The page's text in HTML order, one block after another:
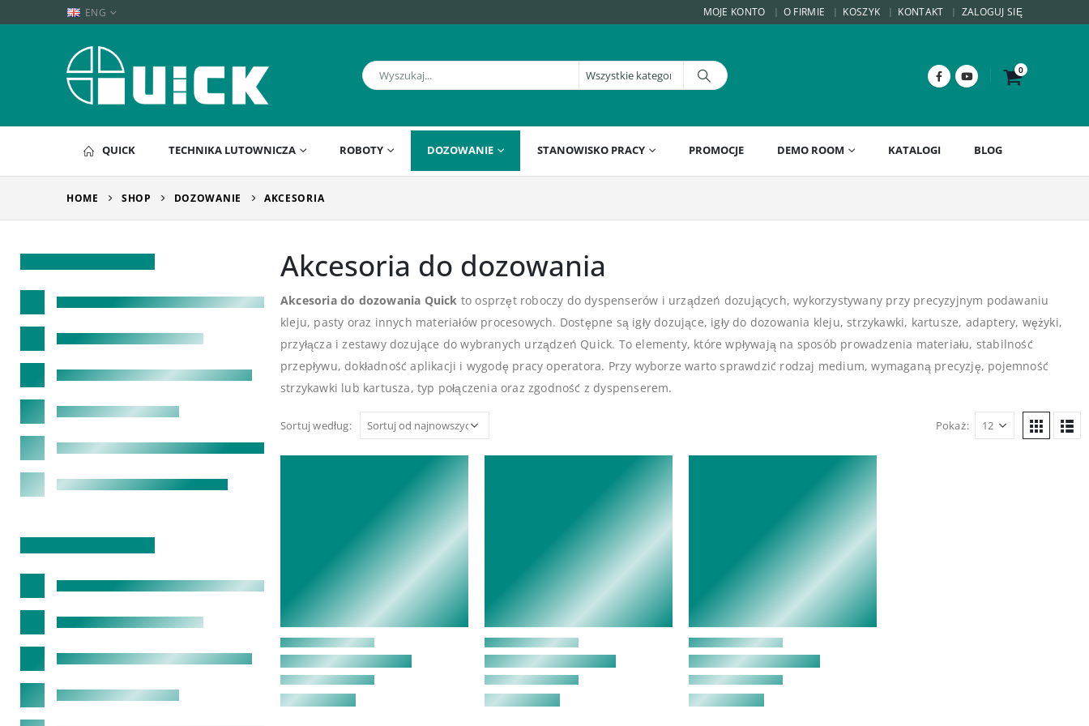
ENG MOJE KONTO O FIRMIE KOSZYK KONTAKT ZALOGUJ SIĘ
0
QUICK TECHNIKA LUTOWNICZA ROBOTY DOZOWANIE STANOWISKO PRACY PROMOCJE DEMO ROOM KATALOGI BLOG
HOME SHOP DOZOWANIE AKCESORIA
Akcesoria do dozowania
Akcesoria do dozowania Quick to osprzęt roboczy do dyspenserów i urządzeń dozujących, wykorzystywany przy precyzyjnym podawaniu
kleju, pasty oraz innych materiałów procesowych. Dostępne są igły dozujące, igły do dozowania kleju, strzykawki, kartusze, adaptery, wężyki,
przyłącza i zestawy dozujące do wybranych urządzeń Quick. To elementy, które wpływają na sposób prowadzenia materiału, stabilność
przepływu, dokładność aplikacji i wygodę pracy operatora. Przy wyborze warto sprawdzić rodzaj medium, wymaganą precyzję, pojemność
strzykawki lub kartusza, typ połączenia oraz zgodność z dyspenserem.
Sortuj według: Pokaż: